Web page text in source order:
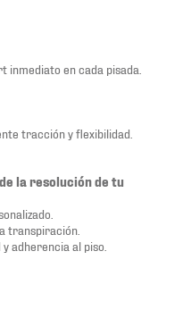
en cada pisada.
tracción y flexibilidad.
la resolución de tu
transpiración.
adherencia al piso.